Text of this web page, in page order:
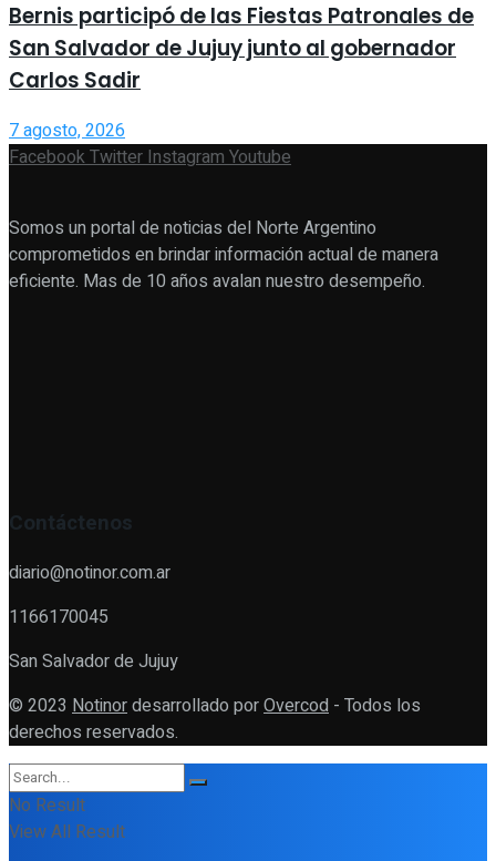
Bernis participó de las Fiestas Patronales de
San Salvador de Jujuy junto al gobernador
Carlos Sadir
7 agosto, 2026
FacebookTwitterInstagramYoutube
Somos un portal de noticias del Norte Argentino
comprometidos en brindar información actual de manera
eficiente. Mas de 10 años avalan nuestro desempeño.
Contáctenos
diario@notinor.com.ar
1166170045
San Salvador de Jujuy
© 2023 Notinordesarrollado porOvercod - Todos los
derechos reservados.
No Result
View All Result